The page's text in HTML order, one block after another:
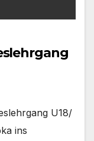
U18/
ins